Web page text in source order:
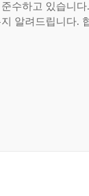
수하고 있습니
알려드립니다.